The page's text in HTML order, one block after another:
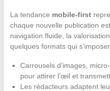
La tendance mobile-first
chaque nouvelle publication
navigation fluide, la
quelques formats qui
Carrousels d’images,
pour attirer l’œil et
Les rédacteurs adaptent